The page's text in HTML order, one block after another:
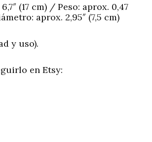
(17 cm) / Peso: aprox. 0,47
aprox. 2,95″ (7,5 cm)
y uso).
en Etsy: